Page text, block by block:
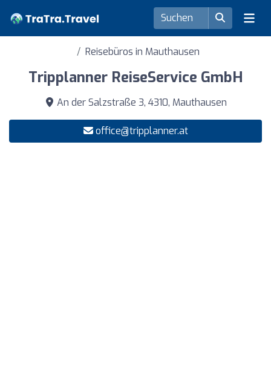
Reisebüros in Mauthausen
Tripplanner ReiseService GmbH
An der Salzstraße 3, 4310, Mauthausen
office@tripplanner.at